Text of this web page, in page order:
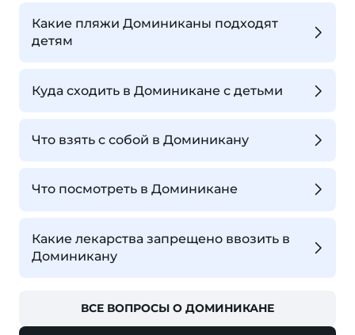
Какие пляжи Доминиканы подходят
детям
Куда сходить в Доминикане с детьми
Что взять с собой в Доминикану
Что посмотреть в Доминикане
Какие лекарства запрещено ввозить в
Доминикану
ВСЕ ВОПРОСЫ О ДОМИНИКАНЕ